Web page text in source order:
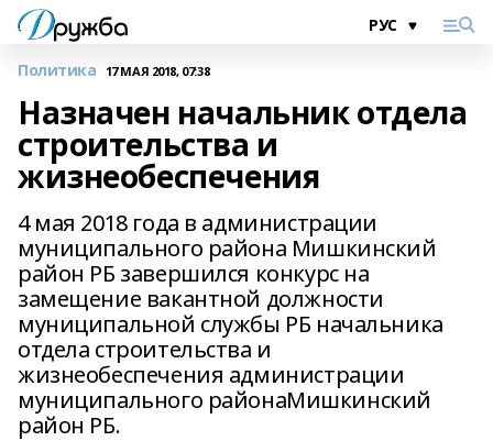
Политика 17 МАЯ 2018, 07:38
Назначен начальник отдела
строительства и
жизнеобеспечения
4 мая 2018 года в администрации
муниципального района Мишкинский
район РБ завершился конкурс на
замещение вакантной должности
муниципальной службы РБ начальника
отдела строительства и
жизнеобеспечения администрации
муниципального районаМишкинский
район РБ.